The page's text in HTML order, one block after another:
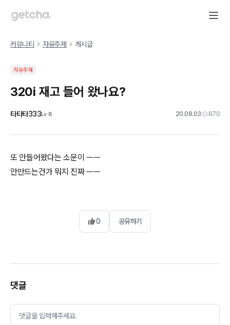
커뮤니티 자유주제 게시글
자유주제
320i 재고 들어 왔나요?
타타타333Lv 8 20.08.03 870
또 안들어왔다는 소문이 ㅡㅡ
안만드는건가 뭐지 진짜 ㅡㅡ
0 공유하기
댓글
댓글을 입력해주세요.